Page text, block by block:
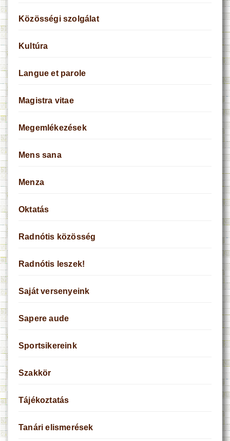
Közösségi szolgálat
Kultúra
Langue et parole
Magistra vitae
Megemlékezések
Mens sana
Menza
Oktatás
Radnótis közösség
Radnótis leszek!
Saját versenyeink
Sapere aude
Sportsikereink
Szakkör
Tájékoztatás
Tanári elismerések